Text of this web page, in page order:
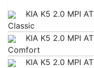
KIA K5 2.0 MPI AT
Classic
KIA K5 2.0 MPI AT
Comfort
KIA K5 2.0 MPI AT